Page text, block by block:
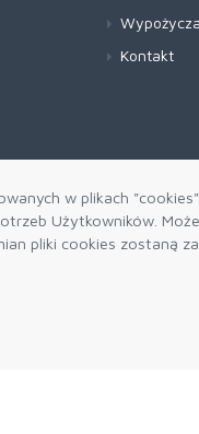
w plikach
Użytkowników.
pliki cookies zostaną
Kontakt